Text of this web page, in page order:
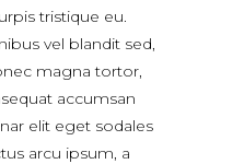
tristique eu.
vel blandit sed,
magna tortor,
accumsan
elit eget sodales
arcu ipsum, a